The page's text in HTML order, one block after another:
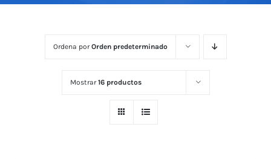
Ordena porOrden predeterminado
Mostrar16 productos